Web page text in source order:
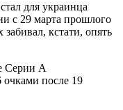
для украинца
с 29 марта прошлого
кстати, опять
Серии А
очками после 19